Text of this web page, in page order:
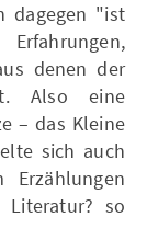
dagegen "ist
denen der
Also eine
– das Kleine
sich auch
Literatur? so